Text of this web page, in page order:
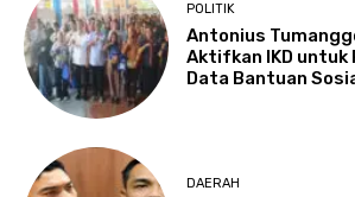
POLITIK
Antonius
Aktifkan IKD untuk
Data Bantuan
DAERAH